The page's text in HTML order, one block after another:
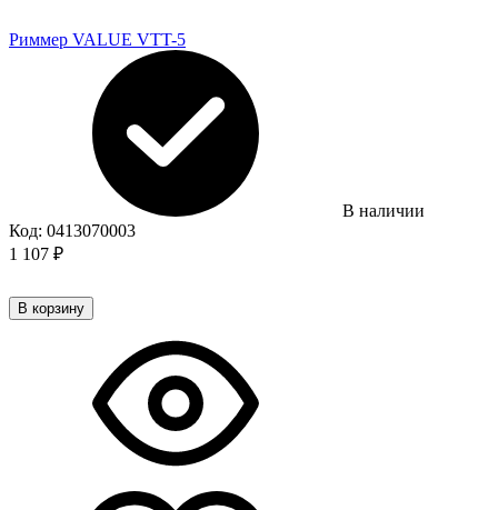
Риммер VALUE VTT-5
В наличии
Код: 0413070003
1 107 ₽
В корзину